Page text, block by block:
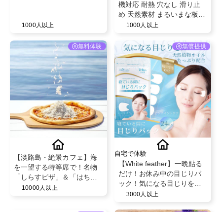
1000人以上
機対応 耐熱 穴なし 滑り止
め 天然素材 まるいまな板
丸いまないた エラストマー
ュ ブラック かまぼこ板 ま
な板 丸型 D型 カッティング
ボード 半円 円形 丸まな板
かまぼこ型 小麦繊維
1000人以上
無料体験
【淡路島・絶景カフェ】海
を一望する特等席で！名物
「しらすピザ」＆「はちみ
つかけ放題ワッフル」特別
10000人以上
無償提供
自宅で体験
【White feather】一晩貼る
だけ！お休み中の目じりパ
ック！気になる目じりをし
っかりカバー
3000人以上